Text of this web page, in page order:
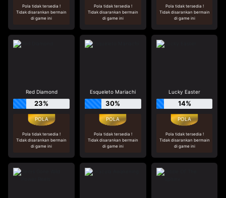
Pola tidak tersedia !
Tidak disarankan bermain
di game ini
Pola tidak tersedia !
Tidak disarankan bermain
di game ini
Pola tidak tersedia !
Tidak disarankan bermain
di game ini
Red Diamond
23%
Pola tidak tersedia !
Tidak disarankan bermain
di game ini
Esqueleto Mariachi
30%
Pola tidak tersedia !
Tidak disarankan bermain
di game ini
Lucky Easter
14%
Pola tidak tersedia !
Tidak disarankan bermain
di game ini